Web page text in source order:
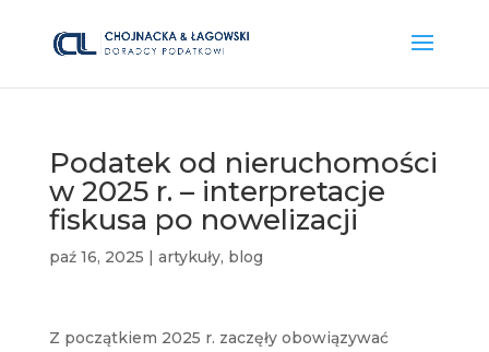
Podatek od nieruchomości
w 2025 r. – interpretacje
fiskusa po nowelizacji
paź 16, 2025 | artykuły, blog
Z początkiem 2025 r. zaczęły obowiązywać